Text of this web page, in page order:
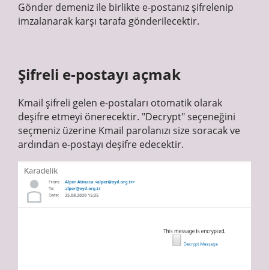
Gönder demeniz ile birlikte e-postanız şifrelenip
imzalanarak karşı tarafa gönderilecektir.
Şifreli e-postayı açmak
Kmail şifreli gelen e-postaları otomatik olarak
deşifre etmeyi önerecektir. "Decrypt" seçeneğini
seçmeniz üzerine Kmail parolanızı size soracak ve
ardından e-postayı deşifre edecektir.